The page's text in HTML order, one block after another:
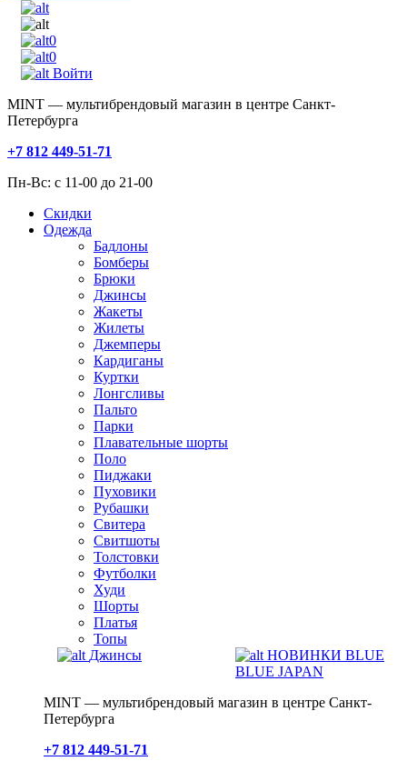
0
0
Войти
MINT — мультибрендовый магазин в центре Санкт-
Петербурга
+7 812 449-51-71
Пн-Вс: с 11-00 до 21-00
Скидки
Одежда
Бадлоны
Бомберы
Брюки
Джинсы
Жакеты
Жилеты
Джемперы
Кардиганы
Куртки
Лонгсливы
Пальто
Парки
Плавательные шорты
Поло
Пиджаки
Пуховики
Рубашки
Свитера
Свитшоты
Толстовки
Футболки
Худи
Шорты
Платья
Топы
Джинсы
НОВИНКИ BLUE
BLUE JAPAN
MINT — мультибрендовый магазин в центре Санкт-
Петербурга
+7 812 449-51-71